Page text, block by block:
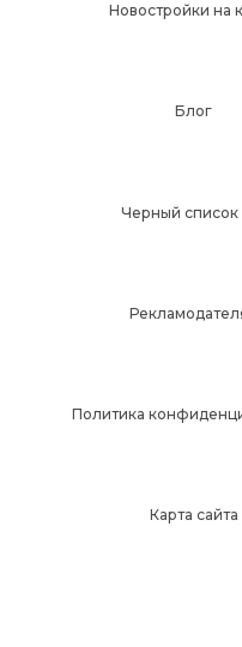
Новостройки на
Блог
Черный
Политика
Карта сайта
Черный список ЖК
Политика